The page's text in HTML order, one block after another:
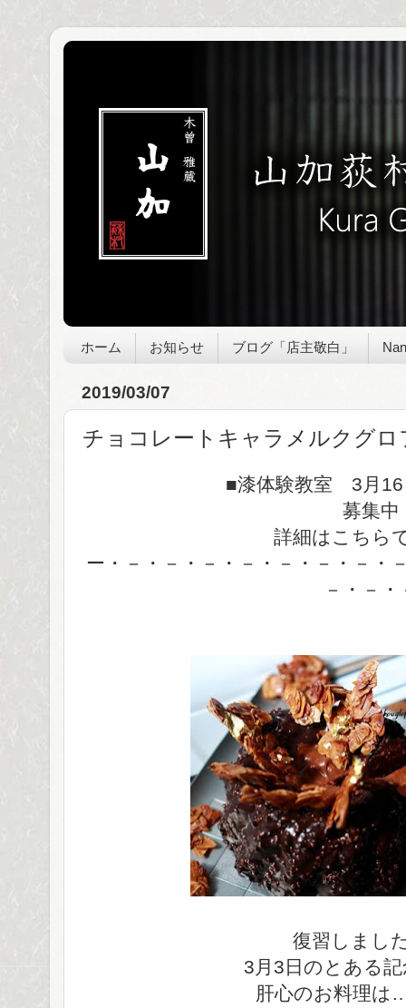
ホーム お知らせ ブログ「店主敬白」
2019/03/07
チョコレートキャラメルクグロ
■漆体験教室 3月16
募集中
詳細はこちら
ー・－・－・－・－・－・－・－・
－・－・
復習しまし
3月3日のとある
肝心のお料理は